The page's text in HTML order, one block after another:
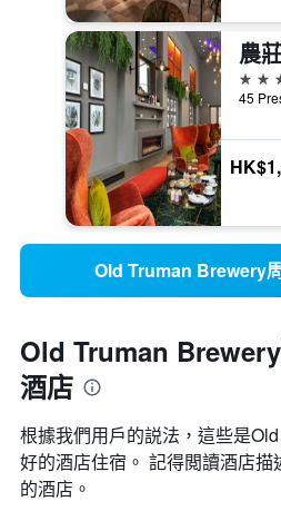
4星級
45
Old Truman Brewery
Old Truman
酒店
根據我們用戶的説法，這些是
好的酒店住宿。 記得閲讀酒店
的酒店。